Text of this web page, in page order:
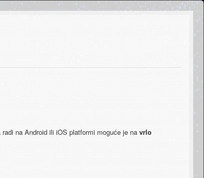
na Android ili iOS platformi moguće je na vrlo